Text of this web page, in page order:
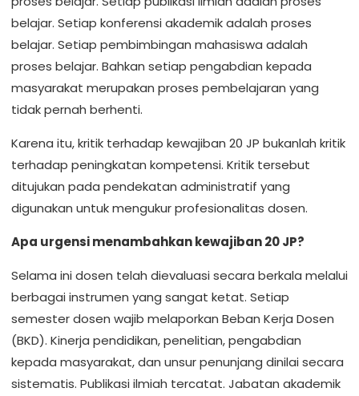
belajar. Setiap konferensi akademik adalah proses
belajar. Setiap pembimbingan mahasiswa adalah
proses belajar. Bahkan setiap pengabdian kepada
masyarakat merupakan proses pembelajaran yang
tidak pernah berhenti.
Karena itu, kritik terhadap kewajiban 20 JP bukanlah kritik
terhadap peningkatan kompetensi. Kritik tersebut
ditujukan pada pendekatan administratif yang
digunakan untuk mengukur profesionalitas dosen.
Apa urgensi menambahkan kewajiban 20 JP?
Selama ini dosen telah dievaluasi secara berkala melalui
berbagai instrumen yang sangat ketat. Setiap
semester dosen wajib melaporkan Beban Kerja Dosen
(BKD). Kinerja pendidikan, penelitian, pengabdian
kepada masyarakat, dan unsur penunjang dinilai secara
sistematis. Publikasi ilmiah tercatat. Jabatan akademik